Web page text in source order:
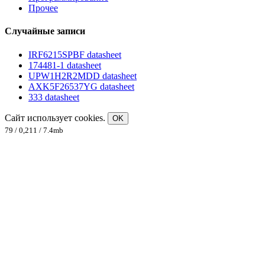
Прочее
Случайные записи
IRF6215SPBF datasheet
174481-1 datasheet
UPW1H2R2MDD datasheet
AXK5F26537YG datasheet
333 datasheet
Сайт использует cookies.
OK
79 / 0,211 / 7.4mb